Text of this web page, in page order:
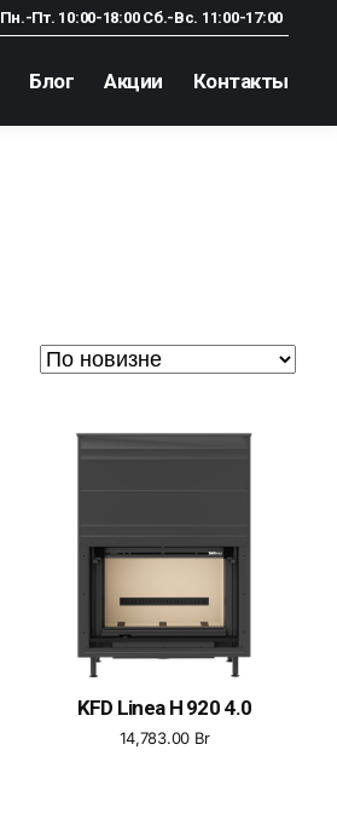
Пн.-Пт. 10:00-18:00 Сб.-Вс. 11:00-17:00
Блог Акции Контакты
KFD Linea H 920 4.0
14,783.00 Br